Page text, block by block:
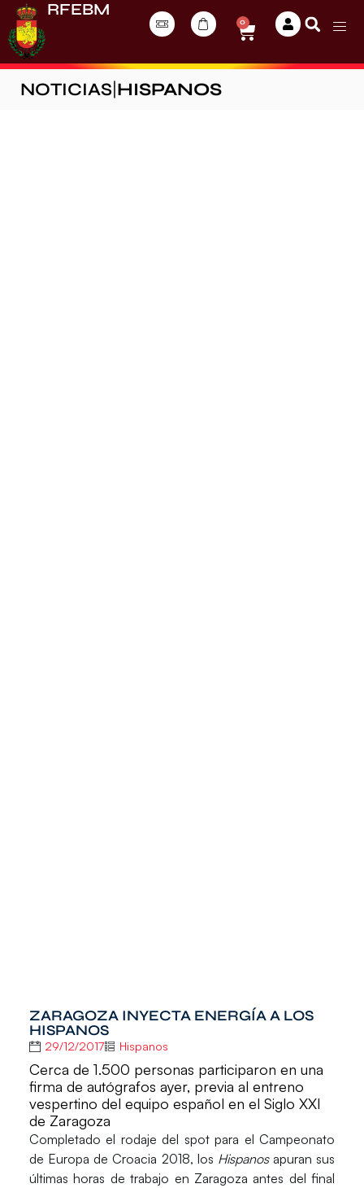
RFEBM
0
NOTICIAS HISPANOS
ZARAGOZA INYECTA ENERGÍA A LOS
HISPANOS
29/12/2017 Hispanos
Cerca de 1.500 personas participaron en una
firma de autógrafos ayer, previa al entreno
vespertino del equipo español en el Siglo XXI
de Zaragoza
Completado el rodaje del spot para el Campeonato
de Europa de Croacia 2018, los Hispanos apuran sus
últimas horas de trabajo en Zaragoza antes del final